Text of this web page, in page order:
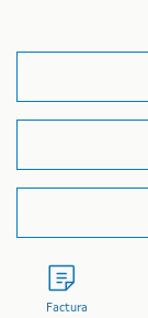
Factura